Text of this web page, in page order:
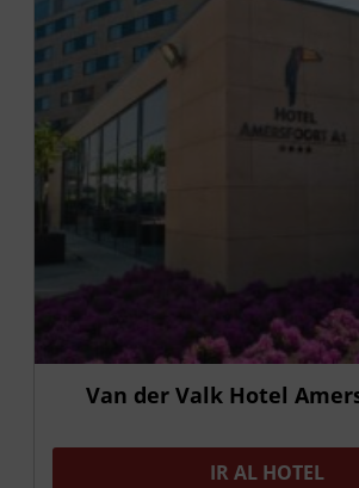
Van der Valk Hotel
IR AL HOTEL